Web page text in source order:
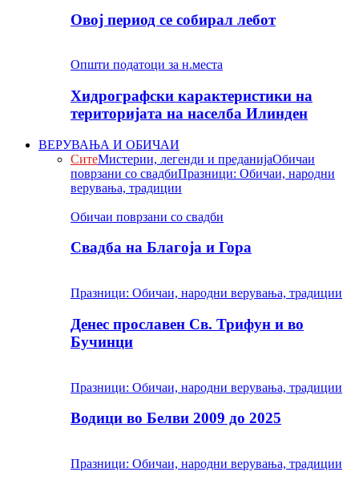
Овој период се собирал лебот
Општи податоци за н.места
Хидрографски карактеристики на
територијата на населба Илинден
ВЕРУВАЊА И ОБИЧАИ
СитеМистерии, легенди и преданијаОбичаи
поврзани со свадбиПразници: Обичаи, народни
верувања, традиции
Обичаи поврзани со свадби
Свадба на Благоја и Гора
Празници: Обичаи, народни верувања, традиции
Денес прославен Св. Трифун и во
Бучинци
Празници: Обичаи, народни верувања, традиции
Водици во Белви 2009 до 2025
Празници: Обичаи, народни верувања, традиции